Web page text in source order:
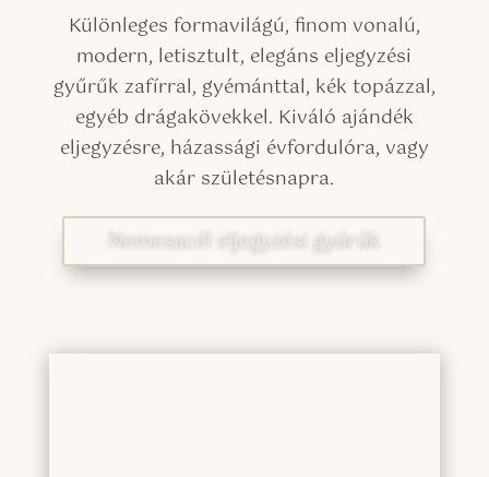
Különleges formavilágú, finom vonalú,
modern, letisztult, elegáns eljegyzési
gyűrűk zafírral, gyémánttal, kék topázzal,
egyéb drágakövekkel. Kiváló ajándék
eljegyzésre, házassági évfordulóra, vagy
akár születésnapra.
Nemesacél eljegyzési gyűrűk